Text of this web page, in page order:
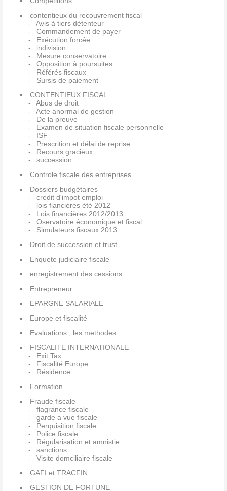
contentieux du recouvrement fiscal
Avis à tiers détenteur
Commandement de payer
Exécution forcée
indivision
Mesure conservatoire
Opposition à poursuites
Référés fiscaux
Sursis de paiement
CONTENTIEUX FISCAL
Abus de droit
Acte anormal de gestion
De la preuve
Examen de situation fiscale personnelle
ISF
Prescrition et délai de reprise
Recours gracieux
succession
Controle fiscale des entreprises
Dossiers budgétaires
credit d'impot emploi
lois fiancières été 2012
Lois financières 2012/2013
Oservatoire économique et fiscal
Simulateurs fiscaux 2013
Droit de succession et trust
Enquete judiciaire fiscale
enregistrement des cessions
Entrepreneur
EPARGNE SALARIALE
Europe et fiscalité
Evaluations ; les methodes
FISCALITE INTERNATIONALE
Exit Tax
Fiscalité Europe
Résidence
Formation
Fraude fiscale
flagrance fiscale
garde a vue fiscale
Perquisition fiscale
Police fiscale
Régularisation et amnistie
sanctions
Visite domciliaire fiscale
GAFI et TRACFIN
GESTION DE FORTUNE